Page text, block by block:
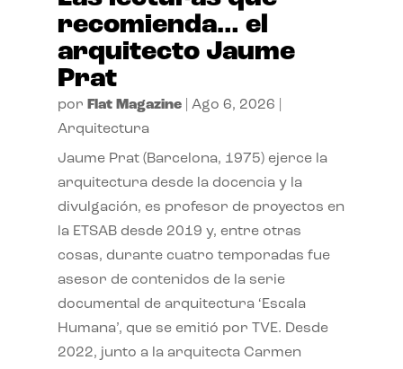
recomienda… el
arquitecto Jaume
Prat
por Flat Magazine| Ago 6, 2026
Arquitectura
Jaume Prat (Barcelona, 1975) ejerce la
arquitectura desde la docencia y la
divulgación, es profesor de proyectos en
la ETSAB desde 2019 y, entre otras
cosas, durante cuatro temporadas fue
asesor de contenidos de la serie
documental de arquitectura ‘Escala
Humana’, que se emitió por TVE. Desde
2022, junto a la arquitecta Carmen